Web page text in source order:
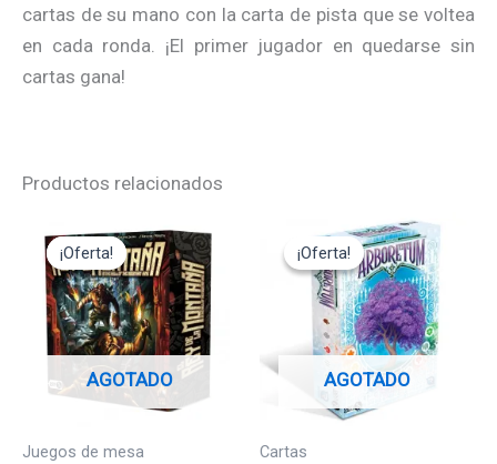
cartas de su mano con la carta de pista que se voltea
en cada ronda. ¡El primer jugador en quedarse sin
cartas gana!
Productos relacionados
¡Oferta!
AGOTADO
¡Oferta!
Juegos de mesa
precio
original
era:
49,95€.
precio
actual
es:
44,95€.
¡Oferta!
AGOTADO
¡Oferta!
Cartas
precio
original
era:
19,95€.
El
precio
actual
es:
17,95€.